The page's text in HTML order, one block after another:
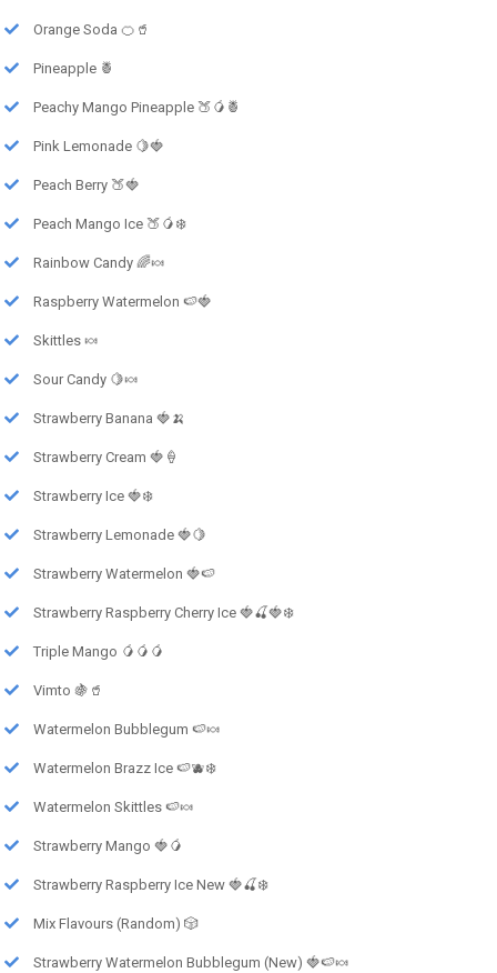
Orange Soda 🍊🥤
Pineapple 🍍
Peachy Mango Pineapple 🍑🥭🍍
Pink Lemonade 🍋🍓
Peach Berry 🍑🍓
Peach Mango Ice 🍑🥭❄️
Rainbow Candy 🌈🍬
Raspberry Watermelon 🍉🍓
Skittles 🍬
Sour Candy 🍋🍬
Strawberry Banana 🍓🍌
Strawberry Cream 🍓🍦
Strawberry Ice 🍓❄️
Strawberry Lemonade 🍓🍋
Strawberry Watermelon 🍓🍉
Strawberry Raspberry Cherry Ice 🍓🍒🍓❄️
Triple Mango 🥭🥭🥭
Vimto 🍇🥤
Watermelon Bubblegum 🍉🍬
Watermelon Brazz Ice 🍉🫐❄️
Watermelon Skittles 🍉🍬
Strawberry Mango 🍓🥭
Strawberry Raspberry Ice New 🍓🍒❄️
Mix Flavours (Random) 🎲
Strawberry Watermelon Bubblegum (New) 🍓🍉🍬